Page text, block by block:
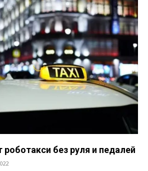
роботакси без руля и педалей